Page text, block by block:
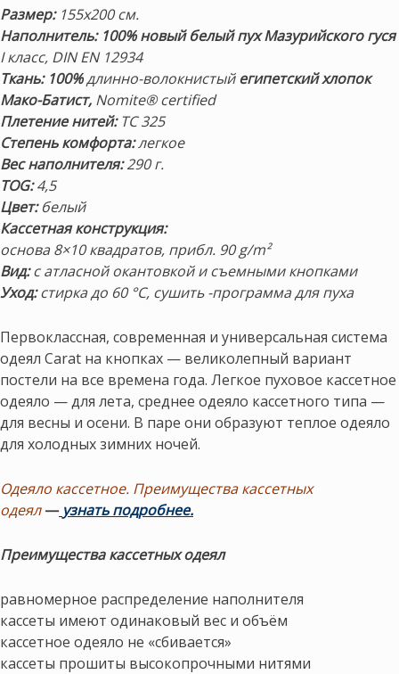
Размер:155х200 см.
Наполнитель: 100% новый белый пух Мазурийского гуся
I класс, DIN EN 12934
Ткань: 100%длинно-волокнистыйегипетский хлопок
Мако-Батист, Nomite® certified
Плетение нитей:TC 325
Степень комфорта:легкое
Вес наполнителя:290 г.
TOG:4,5
Цвет:белый
Кассетная конструкция:
основа 8×10 квадратов, прибл. 90 g/m²
Вид:с атласной окантовкой и съемными кнопками
Уход:стирка до 60 °C, сушить -программа для пуха
Первоклассная, современная и универсальная система
одеял Carat на кнопках — великолепный вариант
постели на все времена года. Легкое пуховое кассетное
одеяло — для лета, среднее одеяло кассетного типа —
для весны и осени. В паре они образуют теплое одеяло
для холодных зимних ночей.
Одеяло кассетное. Преимущества кассетных
одеял — узнать подробнее.
Преимущества кассетных одеял
равномерное распределение наполнителя
кассеты имеют одинаковый вес и объём
кассетное одеяло не «сбивается»
кассеты прошиты высокопрочными нитями